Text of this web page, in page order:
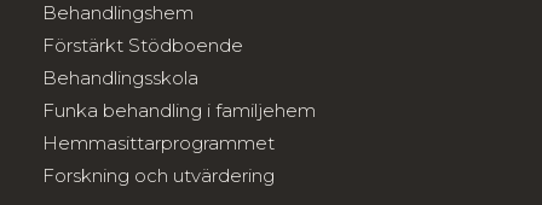
Behandlingshem
Förstärkt Stödboende
Behandlingsskola
Funka behandling i familjehem
Hemmasittarprogrammet
Forskning och utvärdering